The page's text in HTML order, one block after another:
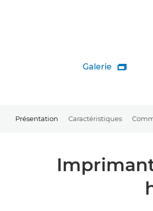
Galerie 
Présentation Caractéristiques